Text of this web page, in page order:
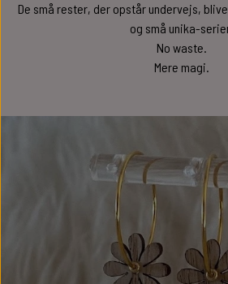
De små rester, der opstår undervejs,
og små unika-
No waste.
Mere magi.